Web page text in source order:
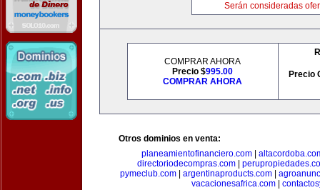
Serán consideradas
COMPRAR AHORA
Precio $995.00
COMPRAR AHORA
Precio
Otros dominios en venta:
planeamientofinanciero.com|
directoriodecompras.com|
pymeclub.com| argentinaproducts.com|
vacacionesafrica.com